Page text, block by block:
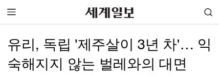
유리, 독립 '제주살이 3년 차'… 익
숙해지지 않는 벌레와의 대면